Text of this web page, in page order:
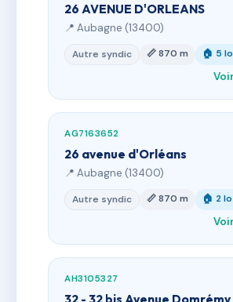
26 AVENUE D'ORLEANS
📍 Aubagne (13400)
Autre syndic 📏 870 m 🏠 5
AG7163652
26 avenue d'Orléans
📍 Aubagne (13400)
Autre syndic 📏 870 m 🏠 2
AH3105327
32 - 32 bis Avenue Domrémy